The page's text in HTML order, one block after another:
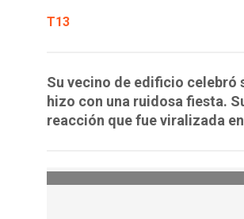
T13
Su vecino de edificio celebró
hizo con una ruidosa fiesta.
reacción que fue viralizada